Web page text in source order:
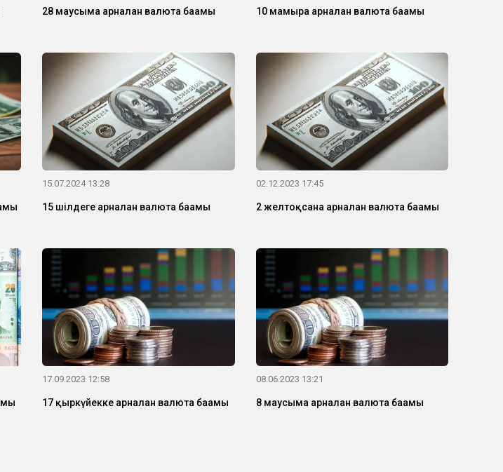
28 маусымға арналған валюта бағамы 10 мамырға арналған валюта бағамы
15.07.2024 13:28
15 шілдеге арналған валюта бағамы
02.12.2023 17:45
2 желтоқсанға арналған валюта бағамы
17.09.2023 12:58
17 қыркүйекке арналған валюта бағамы
08.06.2023 13:21
8 маусымға арналған валюта бағамы